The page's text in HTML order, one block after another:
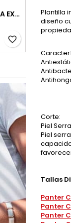
PENOSIL MÁXIMA EXPANSIÓN ESPUMA DE POLIURETANO 750ML
favorite_border
Plantilla
diseño
Corte:
Piel
Piel
Tallas
Panter
Panter
Panter